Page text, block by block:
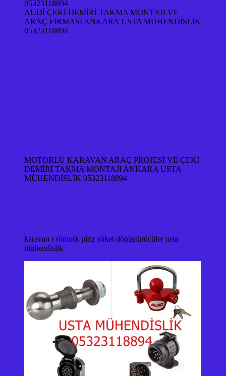
AUDİ ÇEKİ DEMİRİ TAKMA MONTAJI VE
ARAÇ FİRMASI ANKARA USTA MÜHENDİSLİK
05323118894
MOTORLU KARAVAN ARAÇ PROJESİ VE ÇEKİ
DEMİRİ TAKMA MONTAJI ANKARA USTA
MÜHENDİSLİK 05323118894
karavan r römork piriz söket dönüştürücüler usta
mühendislik